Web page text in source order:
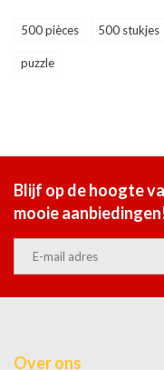
500 pièces 500 stukjes
puzzle
Blijf op de hoogte
mooie
Over ons